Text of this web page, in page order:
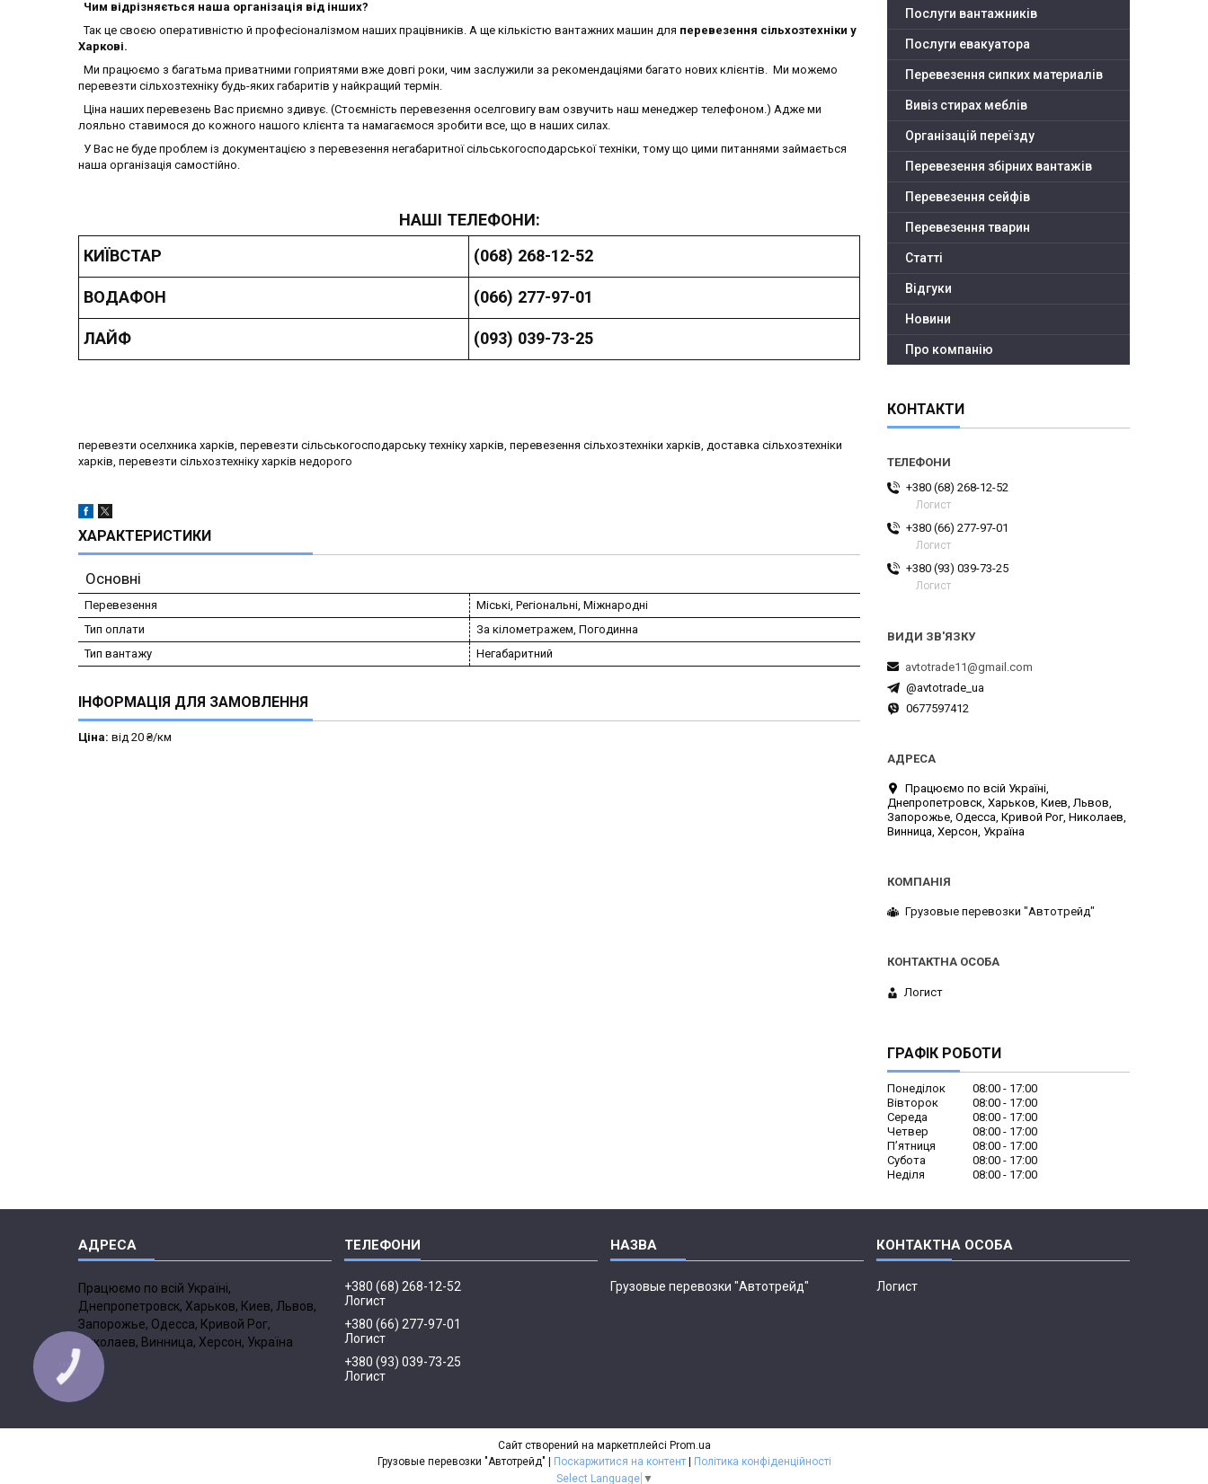
Чим відрізняється наша організація від інших?
Так це своєю оперативністю й професіоналізмом наших працівників. А ще кількістю вантажних машин для перевезення сільхозтехніки у
Харкові.
Ми працюємо з багатьма приватними гоприятями вже довгі роки, чим заслужили за рекомендаціями багато нових клієнтів. Ми можемо
перевезти сільхозтехніку будь-яких габаритів у найкращий термін.
Ціна наших перевезень Вас приємно здивує. (Стоємність перевезення оселговигу вам озвучить наш менеджер телефоном.) Адже ми
лояльно ставимося до кожного нашого клієнта та намагаємося зробити все, що в наших силах.
У Вас не буде проблем із документацією з перевезення негабаритної сільськогосподарської техніки, тому що цими питаннями займається
наша організація самостійно.
НАШІ ТЕЛЕФОНИ:
КИЇВСТАР
(068) 268-12-52
ВОДАФОН (066) 277-97-01
ЛАЙФ (093) 039-73-25
перевезти оселхника харків, перевезти сільськогосподарську техніку харків, перевезення сільхозтехніки харків, доставка сільхозтехніки
харків, перевезти сільхозтехніку харків недорого
ХАРАКТЕРИСТИКИ
Основні
Перевезення
Міські, Регіональні, Міжнародні
Тип оплати
За кілометражем, Погодинна
Тип вантажу
Негабаритний
ІНФОРМАЦІЯ ДЛЯ ЗАМОВЛЕННЯ
Ціна: від 20 ₴/км
Послуги вантажників
Послуги евакуатора
Перевезення сипких материалів
Вивіз стирах меблів
Організацій переїзду
Перевезення збірних вантажів
Перевезення сейфів
Перевезення тварин
Статті
Відгуки
Новини
Про компанію
КОНТАКТИ
+380 (68) 268-12-52
Логист
+380 (66) 277-97-01
Логист
+380 (93) 039-73-25
Логист
avtotrade11@gmail.com
@avtotrade_ua
0677597412
Працюємо по всій Україні,
Днепропетровск, Харьков, Киев, Львов,
Запорожье, Одесса, Кривой Рог, Николаев,
Винница, Херсон, Україна
Грузовые перевозки "Автотрейд"
Логист
ГРАФІК РОБОТИ
Понеділок 08:00
17:00
Вівторок
08:00
17:00
Середа
08:00
17:00
Четвер
08:00
17:00
Пʼятниця
08:00
17:00
Субота
08:00
17:00
Неділя
08:00 17:00
Працюємо по всій Україні,
Днепропетровск, Харьков, Киев, Львов,
Запорожье, Одесса, Кривой Рог,
Николаев, Винница, Херсон, Україна
+380 (68) 268-12-52
Логист
+380 (66) 277-97-01
Логист
+380 (93) 039-73-25
Логист
Грузовые перевозки "Автотрейд" Логист
Сайт створений на маркетплейсі Prom.ua
Поскаржитися на контент
Політика конфіденційності
Select Language ▼